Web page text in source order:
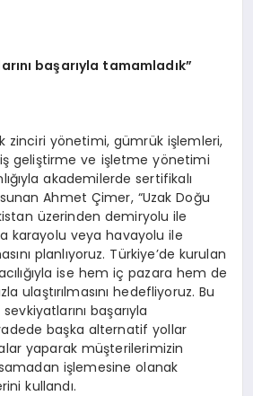
başarıyla tamamladık”
zinciri yönetimi, gümrük işlemleri,
geliştirme ve işletme yönetimi
akademilerde sertifikalı
Ahmet Çimer, “Uzak Doğu
üzerinden demiryolu ile
karayolu veya havayolu ile
planlıyoruz. Türkiye’de kurulan
ise hem iç pazara hem de
ulaştırılmasını hedefliyoruz. Bu
başarıyla
başka alternatif yollar
yaparak müşterilerimizin
işlemesine olanak
kullandı.